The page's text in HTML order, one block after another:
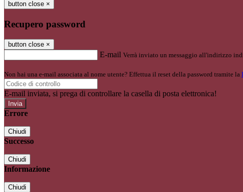
button close ×
Recupero password
button close ×
E-mail Verrà inviato un messaggio all'indirizzo
Non hai una e-mail associata al nome utente? Effettua il reset della password tramite la
E-mail inviata, si prega di controllare la casella di posta elettronica!
Errore
Chiudi
Successo
Chiudi
Informazione
Chiudi